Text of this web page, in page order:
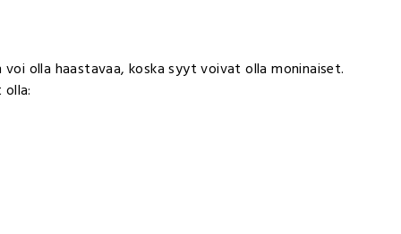
olla haastavaa, koska syyt voivat olla moninaiset.